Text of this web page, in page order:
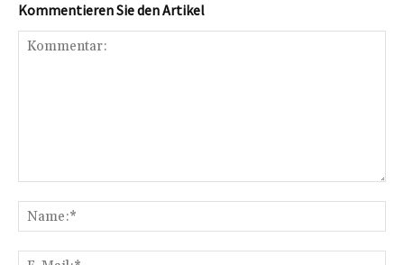
Kommentieren Sie den Artikel